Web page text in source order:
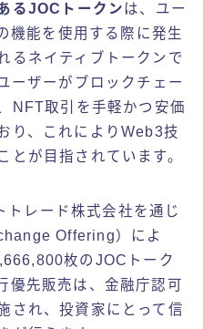
るJOCトークンは、ユー
能を使用する際に発生
るネイティブトークンで
ーザーがブロックチェー
NFT取引を手軽かつ安価
り、これによりWeb3技
とが目指されています。
レード株式会社を通じ
Offering）によ
枚のJOCトーク
優先販売は、金融庁認可
され、投資家にとって信